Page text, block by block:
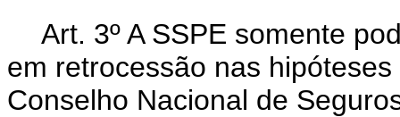
Art. 3º A SSPE somente
em retrocessão nas
Conselho Nacional de